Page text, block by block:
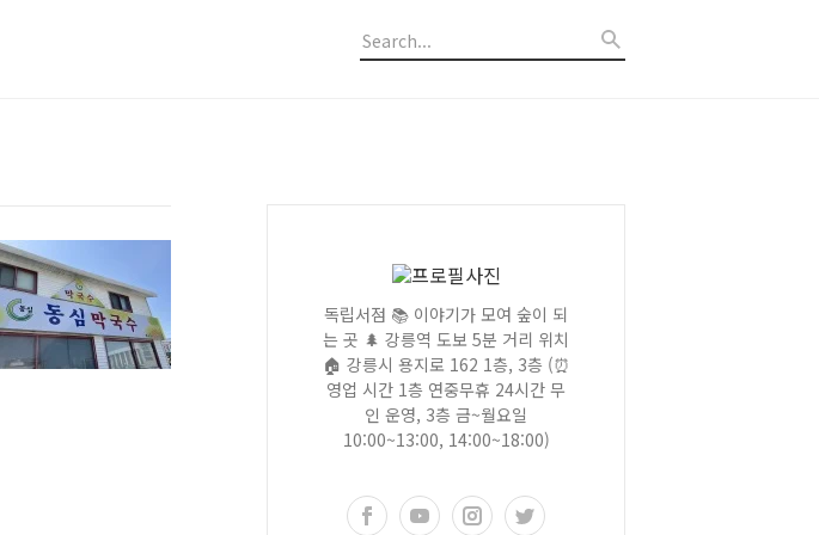
독립서점 📚 이야기가 모여 숲이 되
는 곳 🌲 강릉역 도보 5분 거리 위치
🏠 강릉시 용지로 162 1층, 3층 (⏰
영업 시간 1층 연중무휴 24시간 무
인 운영, 3층 금~월요일
10:00~13:00, 14:00~18:00)